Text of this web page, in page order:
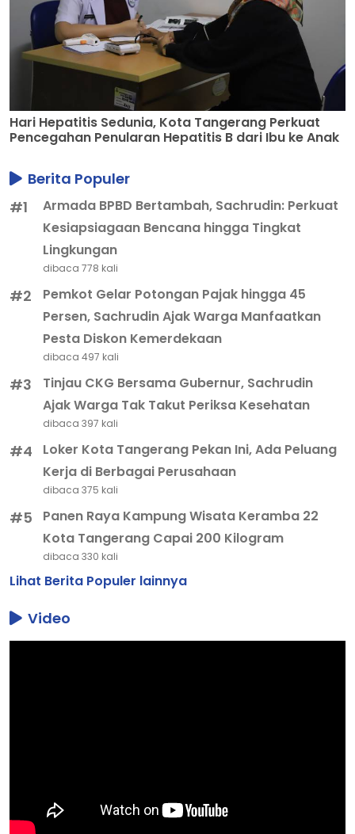
Hari Hepatitis Sedunia, Kota Tangerang Perkuat
Pencegahan Penularan Hepatitis B dari Ibu ke Anak
Berita Populer
#1
Armada BPBD Bertambah, Sachrudin: Perkuat
Kesiapsiagaan Bencana hingga Tingkat
Lingkungan
dibaca 778 kali
#2
Pemkot Gelar Potongan Pajak hingga 45
Persen, Sachrudin Ajak Warga Manfaatkan
Pesta Diskon Kemerdekaan
dibaca 497 kali
#3
Tinjau CKG Bersama Gubernur, Sachrudin
Ajak Warga Tak Takut Periksa Kesehatan
dibaca 397 kali
#4
Loker Kota Tangerang Pekan Ini, Ada Peluang
Kerja di Berbagai Perusahaan
dibaca 375 kali
#5
Panen Raya Kampung Wisata Keramba 22
Kota Tangerang Capai 200 Kilogram
dibaca 330 kali
Lihat Berita Populer lainnya
Video